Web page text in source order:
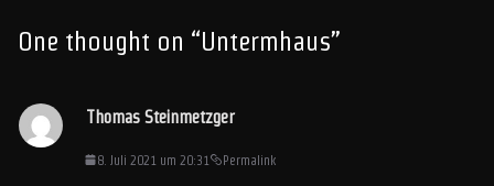
One thought on “Untermhaus”
Thomas Steinmetzger
8. Juli 2021 um 20:31 Permalink